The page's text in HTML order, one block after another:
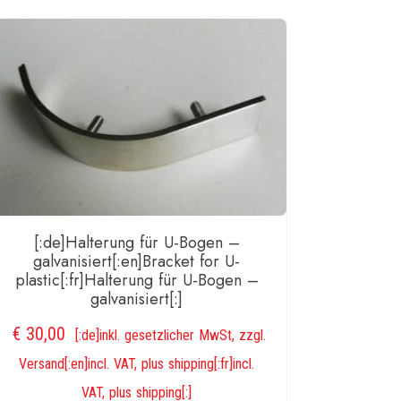
[:de]Halterung für U-Bogen –
galvanisiert[:en]Bracket for U-
plastic[:fr]Halterung für U-Bogen –
galvanisiert[:]
€30,00
[:de]inkl. gesetzlicher MwSt, zzgl.
Versand[:en]incl. VAT, plus shipping[:fr]incl.
VAT, plus shipping[:]